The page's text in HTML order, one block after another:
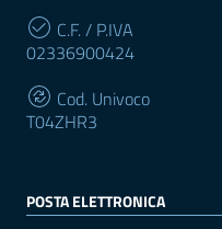
C.F. / P.IVA
02336900424
Cod. Univoco
T04ZHR3
POSTA ELETTRONICA